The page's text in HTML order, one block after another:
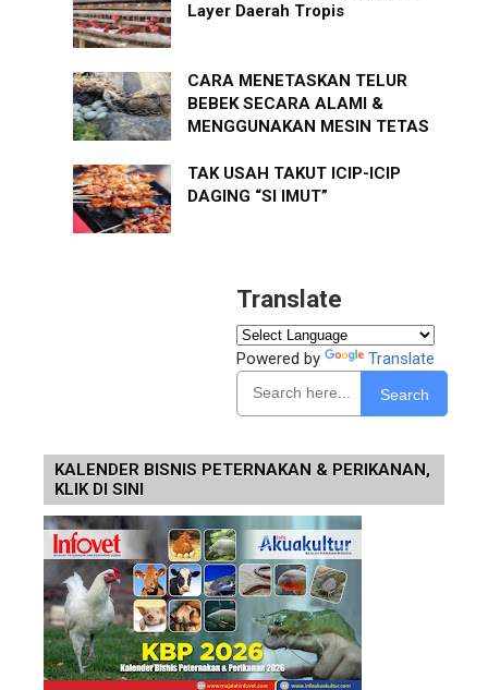
Layer Daerah Tropis
CARA MENETASKAN TELUR
BEBEK SECARA ALAMI &
MENGGUNAKAN MESIN TETAS
TAK USAH TAKUT ICIP-ICIP
DAGING “SI IMUT”
Translate
Powered by Translate
Search
KALENDER BISNIS PETERNAKAN & PERIKANAN,
KLIK DI SINI